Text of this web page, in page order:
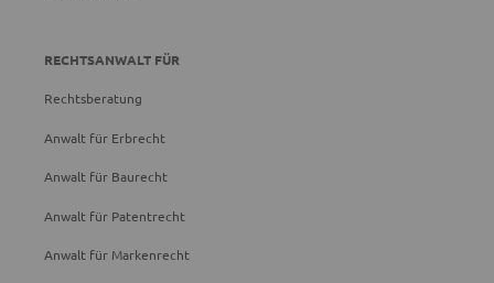
RECHTSANWALT FÜR
Rechtsberatung
Anwalt für Erbrecht
Anwalt für Baurecht
Anwalt für Patentrecht
Anwalt für Markenrecht